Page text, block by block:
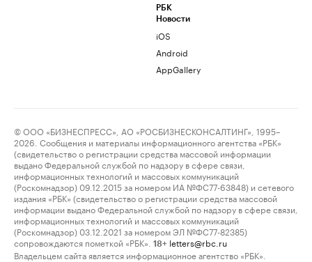
РБК
Новости
iOS
Android
AppGallery
© ООО «БИЗНЕСПРЕСС», АО «РОСБИЗНЕСКОНСАЛТИНГ», 1995–
2026. Сообщения и материалы информационного агентства «РБК»
(свидетельство о регистрации средства массовой информации
выдано Федеральной службой по надзору в сфере связи,
информационных технологий и массовых коммуникаций
(Роскомнадзор) 09.12.2015 за номером ИА №ФС77-63848) и сетевого
издания «РБК» (свидетельство о регистрации средства массовой
информации выдано Федеральной службой по надзору в сфере связи,
информационных технологий и массовых коммуникаций
(Роскомнадзор) 03.12.2021 за номером ЭЛ №ФС77-82385)
сопровождаются пометкой «РБК».
18+ letters@rbc.ru
Владельцем сайта является информационное агентство «РБК».